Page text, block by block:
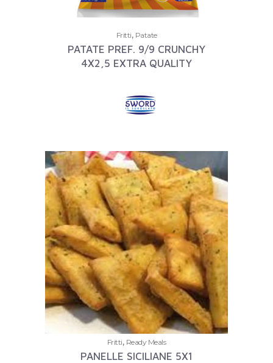
Fritti, Patate
PATATE PREF. 9/9 CRUNCHY
4X2,5 EXTRA QUALITY
Fritti, Ready Meals
PANELLE SICILIANE 5X1